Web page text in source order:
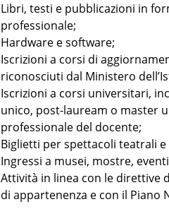
Libri, testi e pubblicazioni in
professionale;
Hardware e software;
Iscrizioni a corsi di
riconosciuti dal Ministero
Iscrizioni a corsi universitari,
unico, post-lauream o master
professionale del docente;
Biglietti per spettacoli teatrali
Ingressi a musei, mostre,
Attività in linea con le direttive
di appartenenza e con il Piano